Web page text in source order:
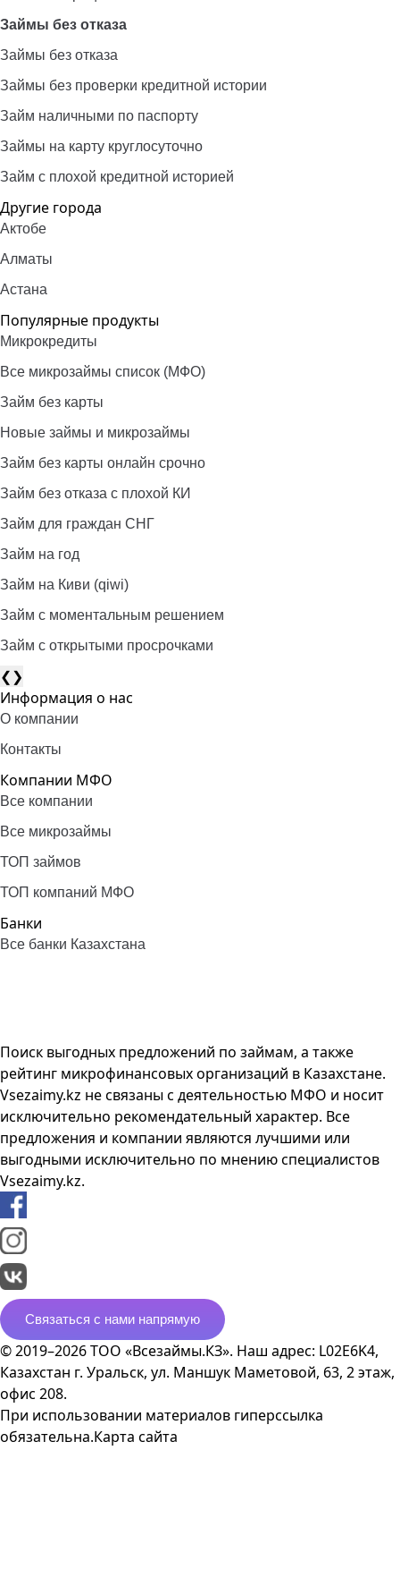
Займы без отказа
Займы без отказа
Займы без проверки кредитной истории
Займ наличными по паспорту
Займы на карту круглосуточно
Займ с плохой кредитной историей
Другие города
Актобе
Алматы
Астана
Популярные продукты
Микрокредиты
Все микрозаймы список (МФО)
Займ без карты
Новые займы и микрозаймы
Займ без карты онлайн срочно
Займ без отказа с плохой КИ
Займ для граждан СНГ
Займ на год
Займ на Киви (qiwi)
Займ c моментальным решением
Займ с открытыми просрочками
❮❯
Информация о нас
О компании
Контакты
Компании МФО
Все компании
Все микрозаймы
ТОП займов
ТОП компаний МФО
Банки
Все банки Казахстана
Поиск выгодных предложений по займам, а также
рейтинг микрофинансовых организаций в Казахстане.
Vsezaimy.kz не связаны с деятельностью МФО и носит
исключительно рекомендательный характер. Все
предложения и компании являются лучшими или
выгодными исключительно по мнению специалистов
Vsezaimy.kz.
Связаться с нами напрямую
© 2019–2026 ТОО «Всезаймы.КЗ». Наш адрес: L02E6K4,
Казахстан г. Уральск, ул. Маншук Маметовой, 63, 2 этаж,
офис 208.
При использовании материалов гиперссылка
обязательна.Карта сайта